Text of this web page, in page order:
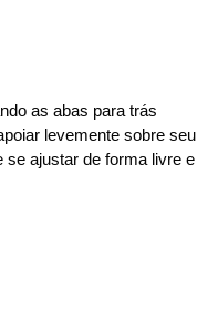
as abas para trás
levemente sobre seu
se ajustar de forma livre e